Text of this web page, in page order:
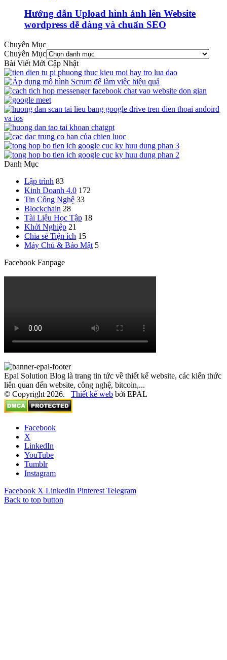
Hướng dẫn Upload hình ảnh lên Website
wordpress dễ dàng và chuẩn SEO
Chuyên Mục
Chuyên Mục
Bài Viết Mới Cập Nhật
Danh Mục
Lập trình 83
Kinh Doanh 4.0 172
Tin Công Nghệ 33
Blockchain 28
Tài Liệu Học Tập 18
Khởi Nghiệp 21
Chia sẻ Tiện ích 15
Máy Chủ & Bảo Mật 5
Facebook Fanpage
Epal Solution Blog là trang tin tức về thiết kế website, các kiến thức
liên quan đến website, công nghệ, bitcoin,...
© Copyright 2026. Thiết kế web bởi EPAL
Facebook
X
LinkedIn
YouTube
Tumblr
Instagram
Facebook X LinkedIn Pinterest Telegram
Back to top button